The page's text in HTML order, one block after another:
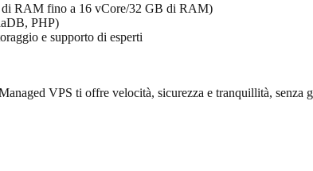
di RAM fino a 16 vCore/32 GB di RAM)
PHP)
e supporto di esperti
VPS ti offre velocità, sicurezza e tranquillità, senza